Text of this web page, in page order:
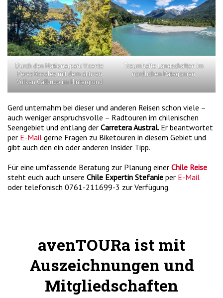
Durch den Nationalpark Vicente
Perez Rosales mit dem aktiven
Vulkan Calbuco im Hintergrund
Traumhafte Landschaften im
nördlichen Patagonien
Gerd unternahm bei dieser und anderen Reisen schon viele –
auch weniger anspruchsvolle – Radtouren im chilenischen
Seengebiet und entlang der Carretera Austral. Er beantwortet
per E-Mail gerne Fragen zu Biketouren in diesem Gebiet und
gibt auch den ein oder anderen Insider Tipp.
Für eine umfassende Beratung zur Planung einer Chile Reise
steht euch auch unsere Chile Expertin Stefanie per E-Mail
oder telefonisch 0761-211699-3 zur Verfügung.
avenTOURa ist mit
Auszeichnungen und
Mitgliedschaften